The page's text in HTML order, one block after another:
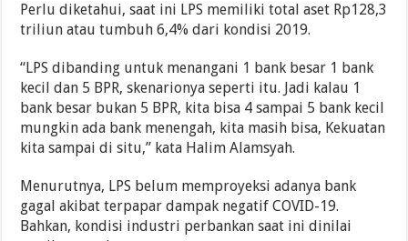
Perlu diketahui, saat ini LPS memiliki total aset Rp128,3
triliun atau tumbuh 6,4% dari kondisi 2019.
“LPS dibanding untuk menangani 1 bank besar 1 bank
kecil dan 5 BPR, skenarionya seperti itu. Jadi kalau 1
bank besar bukan 5 BPR, kita bisa 4 sampai 5 bank kecil
mungkin ada bank menengah, kita masih bisa, Kekuatan
kita sampai di situ,” kata Halim Alamsyah.
Menurutnya, LPS belum memproyeksi adanya bank
gagal akibat terpapar dampak negatif COVID-19.
Bahkan, kondisi industri perbankan saat ini dinilai